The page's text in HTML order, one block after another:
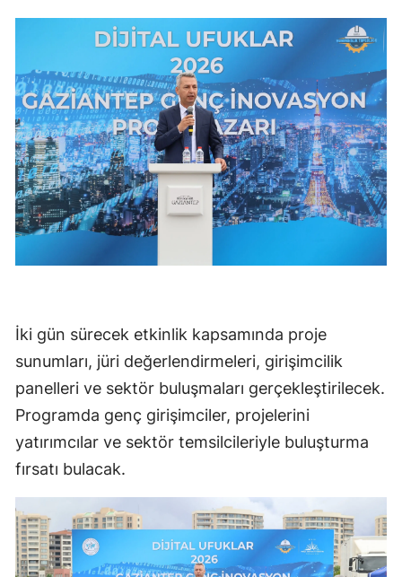
İki gün sürecek etkinlik kapsamında proje
sunumları, jüri değerlendirmeleri, girişimcilik
panelleri ve sektör buluşmaları gerçekleştirilecek.
Programda genç girişimciler, projelerini
yatırımcılar ve sektör temsilcileriyle buluşturma
fırsatı bulacak.